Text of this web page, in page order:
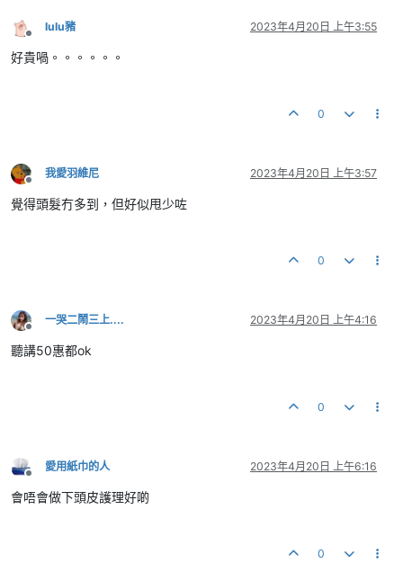
離線
lulu豬 2023年4月20日 上午3:55
好貴喎。。。。。。
0
離線
我愛羽維尼 2023年4月20日 上午3:57
覺得頭髮冇多到，但好似甩少咗
0
離線
一哭二鬧三上.... 2023年4月20日 上午4:16
聽講50惠都ok
0
離線
愛用紙巾的人 2023年4月20日 上午6:16
會唔會做下頭皮護理好啲
0